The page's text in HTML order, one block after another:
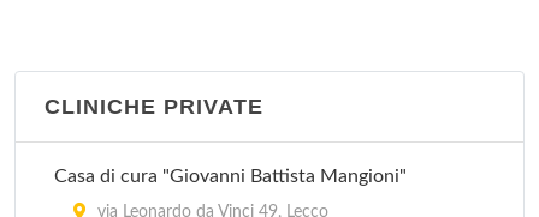
CLINICHE PRIVATE
Casa di cura "Giovanni Battista Mangioni"
via Leonardo da Vinci 49, Lecco